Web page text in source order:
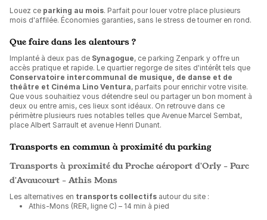
Louez ce parking au mois. Parfait pour louer votre place plusieurs
mois d'affilée. Économies garanties, sans le stress de tourner en rond.
Que faire dans les alentours ?
Implanté à deux pas de Synagogue, ce parking Zenpark y offre un
accès pratique et rapide. Le quartier regorge de sites d'intérêt tels que
Conservatoire intercommunal de musique, de danse et de
théâtre et Cinéma Lino Ventura, parfaits pour enrichir votre visite.
Que vous souhaitiez vous détendre seul ou partager un bon moment à
deux ou entre amis, ces lieux sont idéaux. On retrouve dans ce
périmètre plusieurs rues notables telles que Avenue Marcel Sembat,
place Albert Sarrault et avenue Henri Dunant.
Transports en commun à proximité du parking
Transports à proximité du Proche aéroport d'Orly - Parc
d'Avaucourt - Athis Mons
Les alternatives en transports collectifs autour du site :
Athis-Mons (RER, ligne C) – 14 min à pied